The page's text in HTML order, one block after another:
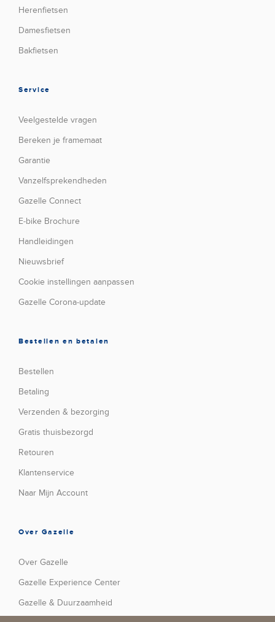
Herenfietsen
Damesfietsen
Bakfietsen
Service
Veelgestelde vragen
Bereken je framemaat
Garantie
Vanzelfsprekendheden
Gazelle Connect
E-bike Brochure
Handleidingen
Nieuwsbrief
Cookie instellingen aanpassen
Gazelle Corona-update
Bestellen en betalen
Bestellen
Betaling
Verzenden & bezorging
Gratis thuisbezorgd
Retouren
Klantenservice
Naar Mijn Account
Over Gazelle
Over Gazelle
Gazelle Experience Center
Gazelle & Duurzaamheid